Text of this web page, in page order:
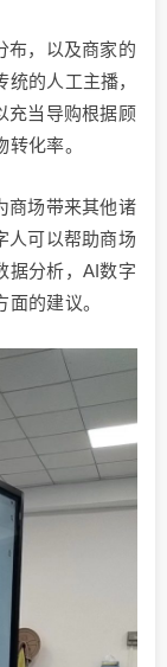
布，以及商家的
的人工主播，
充当导购根据顾
化率。
商场带来其他诸
人可以帮助商场
据分析，AI数字
的建议。